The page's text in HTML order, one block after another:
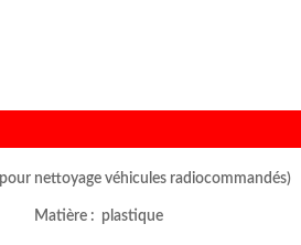
nettoyage véhicules radiocommandés)
Matière : plastique